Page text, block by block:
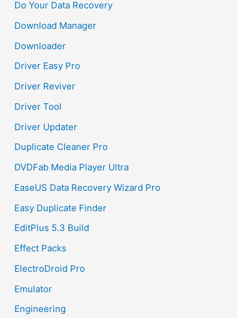
Do Your Data Recovery
Download Manager
Downloader
Driver Easy Pro
Driver Reviver
Driver Tool
Driver Updater
Duplicate Cleaner Pro
DVDFab Media Player Ultra
EaseUS Data Recovery Wizard Pro
Easy Duplicate Finder
EditPlus 5.3 Build
Effect Packs
ElectroDroid Pro
Emulator
Engineering